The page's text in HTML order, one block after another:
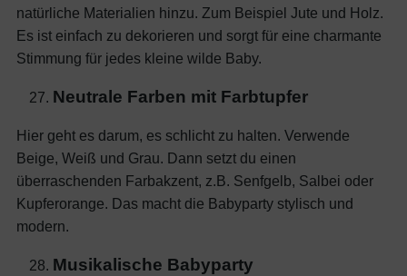
natürliche Materialien hinzu. Zum Beispiel Jute und Holz.
Es ist einfach zu dekorieren und sorgt für eine charmante
Stimmung für jedes kleine wilde Baby.
Neutrale Farben mit Farbtupfer
Hier geht es darum, es schlicht zu halten. Verwende
Beige, Weiß und Grau. Dann setzt du einen
überraschenden Farbakzent, z.B. Senfgelb, Salbei oder
Kupferorange. Das macht die Babyparty stylisch und
modern.
Musikalische Babyparty